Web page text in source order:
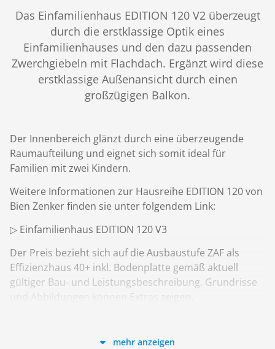
Das Einfamilienhaus EDITION 120 V2 überzeugt
durch die erstklassige Optik eines
Einfamilienhauses und den dazu passenden
Zwerchgiebeln mit Flachdach. Ergänzt wird diese
erstklassige Außenansicht durch einen
großzügigen Balkon.
Der Innenbereich glänzt durch eine überzeugende
Raumaufteilung und eignet sich somit ideal für
Familien mit zwei Kindern.
Weitere Informationen zur Hausreihe EDITION 120 von
Bien Zenker finden sie unter folgendem Link:
▷ Einfamilienhaus EDITION 120 V3
Der Preis bezieht sich auf die Ausbaustufe ZAF als
Effizienzhaus 40+ inkl. Bodenplatte gemäß aktuell
gültiger Bau- und Leistungsbeschreibung. Grundrisse
und Abbildungen können Extras zeigen.
mehr anzeigen